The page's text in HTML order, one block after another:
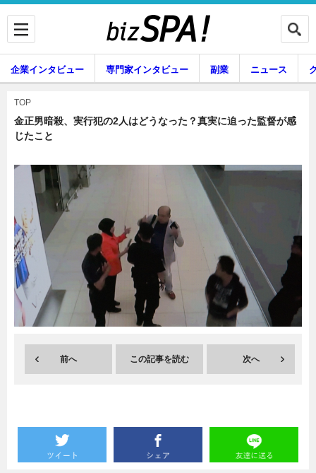
企業インタビュー 専門家インタビュー
ニュース
グルメ スキル
暮らし エンタメ
企業インタビュー 専門家インタビュー 副業 ニュース
暮らし
TOP
金正男暗殺、実行犯の2人はどうなった？真実に迫った監督が感
じたこと
前へ この記事を読む 次へ